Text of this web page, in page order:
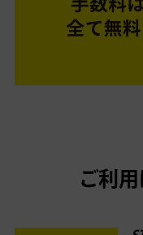
ご利用